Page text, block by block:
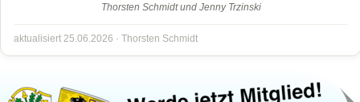
Thorsten Schmidt und Jenny Trzinski
aktualisiert 25.06.2026 · Thorsten Schmidt